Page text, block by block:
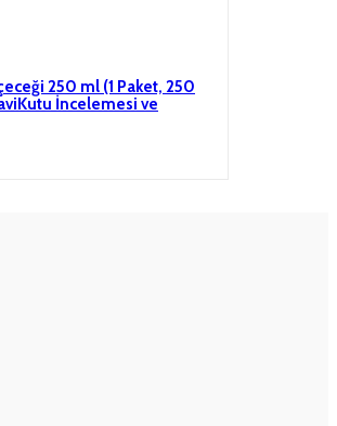
250 ml (1 Paket, 250
İncelemesi ve